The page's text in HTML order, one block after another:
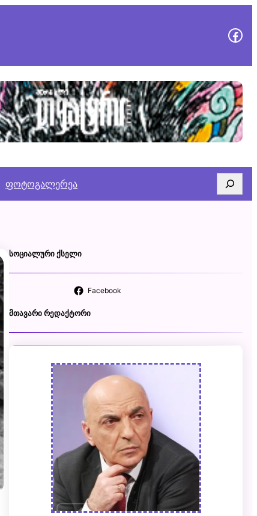
ფოტოგალერეა Search
ᲡᲝᲪᲘᲐᲚᲣᲠᲘ ᲥᲡᲔᲚᲘ
Facebook
ᲛᲗᲐᲕᲐᲠᲘ ᲠᲔᲓᲐᲥᲢᲝᲠᲘ